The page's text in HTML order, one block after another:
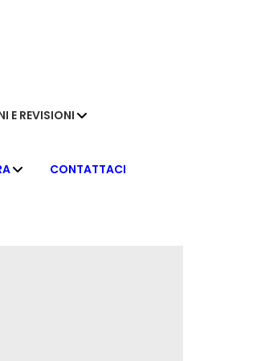
E REVISIONI
CONTATTACI